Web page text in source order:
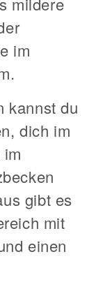
im
kannst du
dich im
gibt es
mit
einen